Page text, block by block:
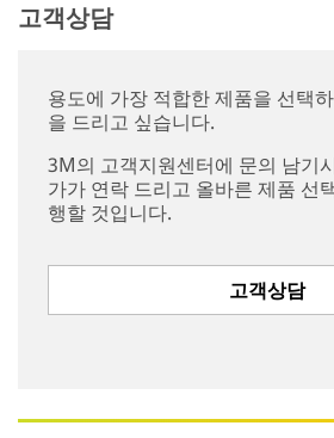
고객상담
용도에 가장 적합한 제품을 선택
을 드리고 싶습니다.
3M의 고객지원센터에 문의 남기
가가 연락 드리고 올바른 제품 선
행할 것입니다.
고객상담